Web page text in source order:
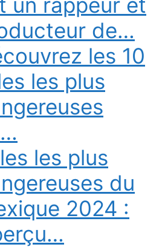
de…
les 10
les plus
les plus
du
2024 :